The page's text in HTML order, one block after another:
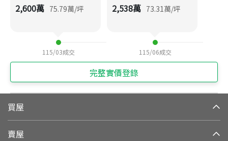
2,600萬 75.79萬/坪
115/03成交
2,538萬 73.31萬/坪
115/06成交
完整實價登錄
買屋
賣屋